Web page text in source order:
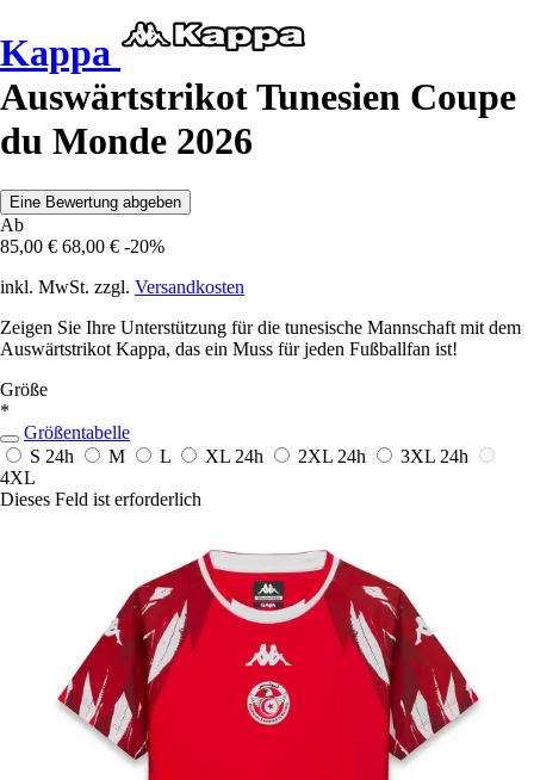
Kappa
Auswärtstrikot Tunesien Coupe
du Monde 2026
Eine Bewertung abgeben
Ab
85,00 € 68,00 € -20%
inkl. MwSt. zzgl. Versandkosten
Zeigen Sie Ihre Unterstützung für die tunesische Mannschaft mit dem
Auswärtstrikot Kappa, das ein Muss für jeden Fußballfan ist!
Größe
*
Größentabelle
S 24h M L XL 24h 2XL 24h 3XL 24h
4XL
Dieses Feld ist erforderlich